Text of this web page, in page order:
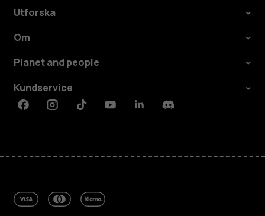
Utforska
Om
Planet and people
Kundservice
FacebookInstagramTiktokYoutubeLinkedinDiscord